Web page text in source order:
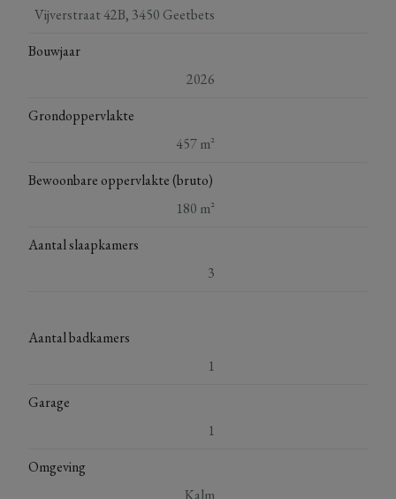
Stedenbouwkundige info in aanvraag
Vijverstraat 42B, 3450 Geetbets
Bouwjaar
2026
Grondoppervlakte
457 m²
Bewoonbare oppervlakte (bruto)
180 m²
Aantal slaapkamers
3
Aantal badkamers
1
Garage
1
Omgeving
Kalm